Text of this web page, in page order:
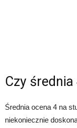
Czy
Średnia ocena 4 na
niekoniecznie